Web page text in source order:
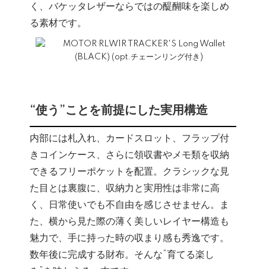
く、バケッタレザーならではの醍醐味を楽しめ
る素材です。
“使う”ことを前提にした実用構造
内部には札入れ、カードスロット、フラップ付
きコインケース、さらに領収書やメモ類を収納
できるフリーポケットを配置。クラシックな見
た目とは裏腹に、収納力と実用性は非常に高
く、日常使いでも不自由を感じさせません。ま
た、横から見た際の薄く美しいレイヤー構造も
魅力で、手に持った時の収まり感も秀逸です。
数年後に完成する財布。そんな“育てる楽し